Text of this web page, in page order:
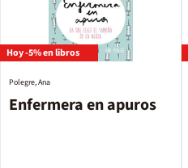
Hoy -5% en libros
Enfermera en apuros
Polegre, Ana